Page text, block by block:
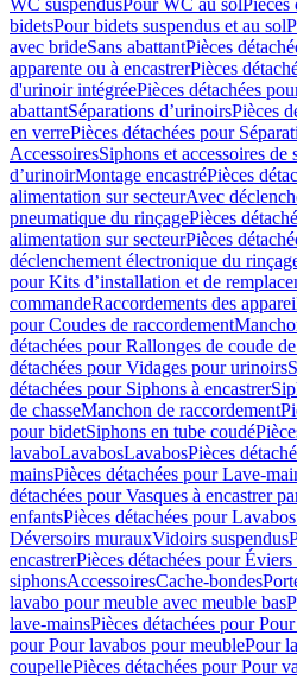
WC suspendusPour WC au solPièces
bidetsPour bidets suspendus et au sol
avec brideSans abattantPièces
apparente ou à encastrerPièces
d'urinoir intégréePièces détachées
abattantSéparations d’urinoirsPièces
en verrePièces détachées pour
AccessoiresSiphons et accessoires de
dʼurinoirMontage encastréPièces
alimentation sur secteurAvec
pneumatique du rinçagePièces
alimentation sur secteurPièces
déclenchement électronique du
pour Kits d’installation et de
commandeRaccordements des
pour Coudes de raccordement
détachées pour Rallonges de coude
détachées pour Vidages pour urinoirs
détachées pour Siphons à encastrer
de chasseManchon de raccordement
pour bidetSiphons en tube coudé
lavaboLavabosLavabosPièces
mainsPièces détachées pour Lave-
détachées pour Vasques à encastrer
enfantsPièces détachées pour
Déversoirs murauxVidoirs suspendus
encastrerPièces détachées pour Éviers
siphonsAccessoiresCache-bondes
lavabo pour meuble avec meuble bas
lave-mainsPièces détachées pour
pour Pour lavabos pour meublePour
coupellePièces détachées pour Pour